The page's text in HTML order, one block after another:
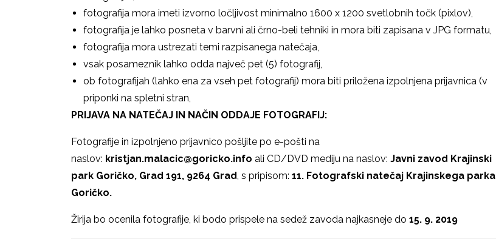
fotografija mora imeti izvorno ločljivost minimalno 1600 x 1200 svetlobnih točk (pixlov),
fotografija je lahko posneta v barvni ali črno-beli tehniki in mora biti zapisana v JPG formatu,
fotografija mora ustrezati temi razpisanega natečaja,
vsak posameznik lahko odda največ pet (5) fotografij,
ob fotografijah (lahko ena za vseh pet fotografij) mora biti priložena izpolnjena prijavnica (v
priponki na spletni stran,
PRIJAVA NA NATEČAJ IN NAČIN ODDAJE FOTOGRAFIJ:
Fotografije in izpolnjeno prijavnico pošljite po e-pošti na
naslov: kristjan.malacic@goricko.info ali CD/DVD mediju na naslov: Javni zavod Krajinski
park Goričko, Grad 191, 9264 Grad, s pripisom: 11. Fotografski natečaj Krajinskega parka
Goričko.
Žirija bo ocenila fotografije, ki bodo prispele na sedež zavoda najkasneje do 15. 9. 2019